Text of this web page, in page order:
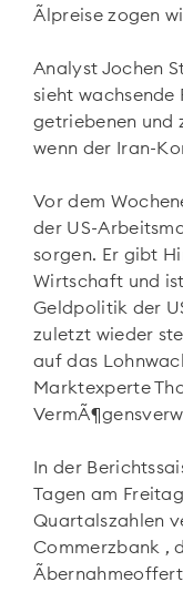
Ãlpreise zogen
Analyst Jochen
sieht wachsende
getriebenen und
wenn der Iran-
Vor dem
der US-
sorgen. Er gibt
Wirtschaft und
Geldpolitik der
zuletzt wieder
auf das
Marktexperte
In der
Tagen am
Quartalszahlen
Commerzbank ,